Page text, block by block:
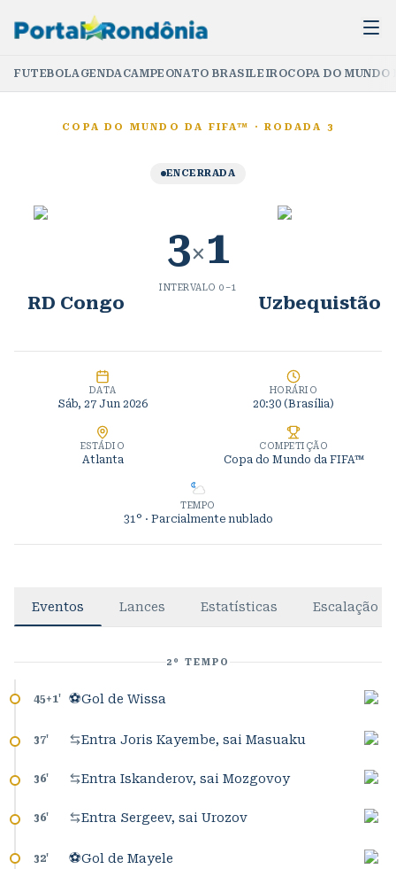
FUTEBOLAGENDACAMPEONATO BRASILEIROCOPA DO
COPA DO MUNDO DA FIFA™ ·RODADA 3
ENCERRADA
RD Congo
3×1
INTERVALO0 –1
Uzbequistão
DATA
Sáb, 27 Jun 2026
HORÁRIO
20:30 (Brasília)
ESTÁDIO
Atlanta
COMPETIÇÃO
Copa do Mundo da FIFA™
TEMPO
31° · Parcialmente nublado
Eventos Lances Estatísticas Escalação
2º TEMPO
45+1' ⚽Gol de Wissa
37' Entra Joris Kayembe, sai Masuaku
36' Entra Iskanderov, sai Mozgovoy
36' Entra Sergeev, sai Urozov
32' ⚽Gol de Mayele